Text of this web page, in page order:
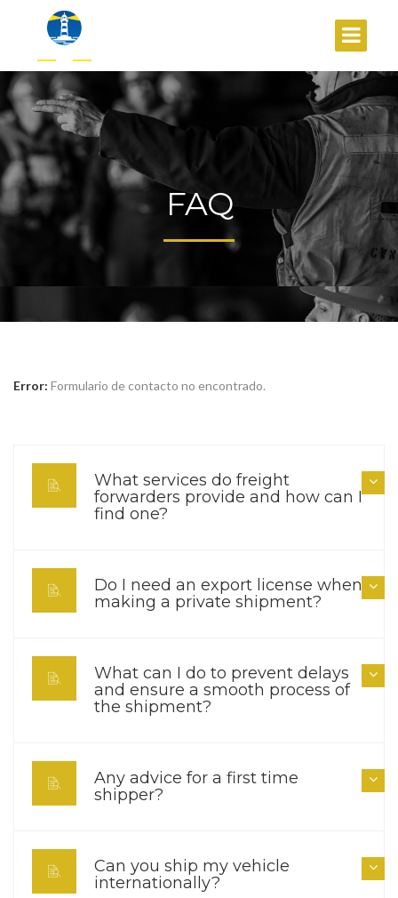
FAQ
Error: Formulario de contacto no encontrado.
What services do freight
forwarders provide and how can I
find one?
Do I need an export license when
making a private shipment?
What can I do to prevent delays
and ensure a smooth process of
the shipment?
Any advice for a first time
shipper?
Can you ship my vehicle
internationally?